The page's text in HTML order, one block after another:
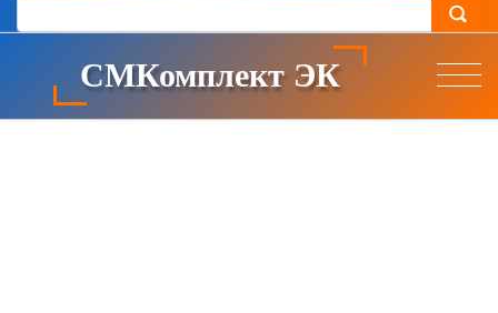
СМКомплект ЭК